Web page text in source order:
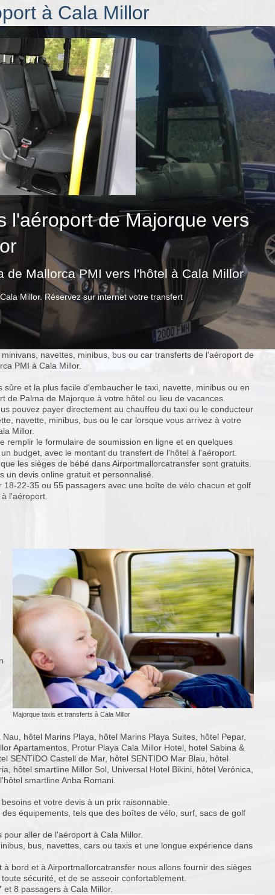
à Cala Millor
l'aéroport de Majorque vers
de Mallorca PMI vers l'hôtel à Cala Millor
Millor. Réservez sur internet votre transfert
navettes, minibus, bus ou car transferts de l’aéroport de
PMI à Cala Millor.
sûre et la plus facile d'embaucher le taxi, navette, minibus ou en
de Palma de Majorque à votre hôtel ou lieu de vacances.
pouvez payer directement au chauffeu du taxi ou le conducteur
navette, minibus, bus ou le car lorsque vous arrivez à votre
Millor.
remplir le formulaire de soumission en ligne et en quelques
budget, avec le montant du transfert de l'hôtel à l'aéroport.
les sièges de bébé dans Airportmallorcatransfer sont gratuits.
un devis online gratuit et personnalisé.
18-22-35 ou 55 passagers avec une boîte de vélo chacun et golf
l'aéroport.
Majorque taxis et transferts à Cala Millor
hôtel Marins Playa, hôtel Marins Playa Suites, hôtel Pepar,
Apartamentos, Protur Playa Cala Millor Hotel, hotel Sabina &
SENTIDO Castell de Mar, hôtel SENTIDO Mar Blau, hôtel
hôtel smartline Millor Sol, Universal Hotel Bikini, hôtel Verónica,
smartline Anba Romani.
et votre devis à un prix raisonnable.
équipements, tels que des boîtes de vélo, surf, sacs de golf
aller de l'aéroport à Cala Millor.
bus, navettes, cars ou taxis et une longue expérience dans
bord et à Airportmallorcatransfer nous allons fournir des sièges
sécurité, et de se asseoir confortablement.
8 passagers à Cala Millor.